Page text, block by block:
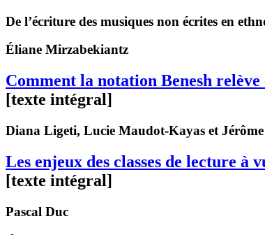
De l’écriture des musiques non écrites en
Éliane Mirzabekiantz
Comment la notation Benesh
[texte intégral]
Diana Ligeti, Lucie Maudot-Kayas et Jérôme
Les enjeux des classes de lecture à
[texte intégral]
Pascal Duc